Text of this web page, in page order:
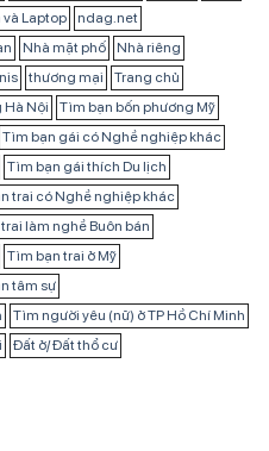
và Laptop
ndag.net
Nhà mặt phố
Nhà riêng
thương mại
Trang chủ
Hà Nội
Tìm bạn bốn phương Mỹ
Tìm bạn gái có Nghề nghiệp khác
Tìm bạn gái thích Du lịch
trai có Nghề nghiệp khác
làm nghề Buôn bán
Tìm bạn trai ở Mỹ
tâm sự
Tìm người yêu (nữ) ở TP Hồ Chí Minh
Đất ở/ Đất thổ cư